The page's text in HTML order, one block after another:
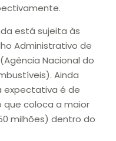
está sujeita às
Administrativo de
Nacional do
Ainda
expectativa é de
que coloca a maior
milhões) dentro do